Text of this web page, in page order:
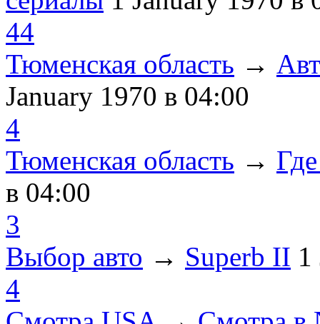
44
Тюменская область →
January 1970 в 04:00
4
Тюменская область →
в 04:00
3
Выбор авто → Superb II
4